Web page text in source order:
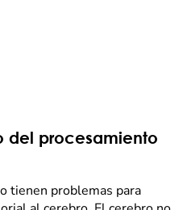
del procesamiento
tienen problemas para